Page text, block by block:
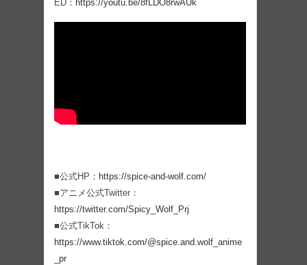
ED： https://youtu.be/8fLDO8rwAUk
■公式HP： https://spice-and-wolf.com/
■アニメ公式Twitter：
https://twitter.com/Spicy_Wolf_Prj
■公式TikTok：
https://www.tiktok.com/@spice.and.wolf_anime
_pr